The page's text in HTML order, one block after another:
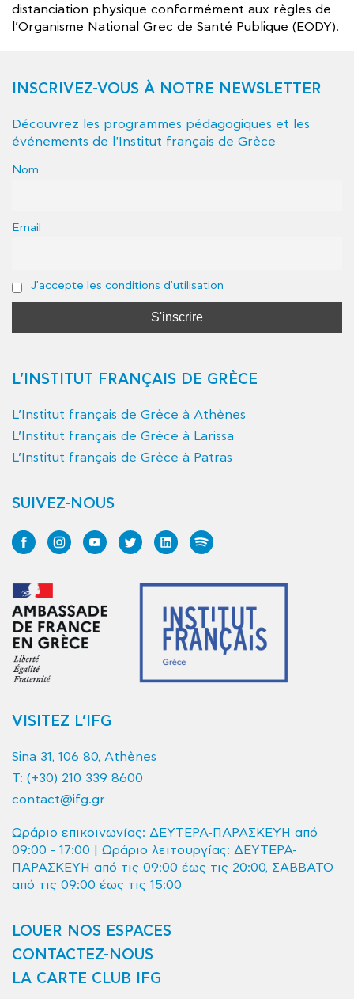
distanciation physique conformément aux règles de
l’Organisme National Grec de Santé Publique (EODY).
INSCRIVEZ-VOUS À NOTRE NEWSLETTER
Découvrez les programmes pédagogiques et les
événements de l'Institut français de Grèce
Nom
Email
J'accepte les conditions d'utilisation
L’INSTITUT FRANÇAIS DE GRÈCE
L’Institut français de Grèce à Athènes
L’Institut français de Grèce à Larissa
L’Institut français de Grèce à Patras
SUIVEZ-NOUS
VISITEZ L’IFG
Sina 31, 106 80, Athènes
T: (+30) 210 339 8600
contact@ifg.gr
Ωράριο επικοινωνίας: ΔΕΥΤΕΡΑ-ΠΑΡΑΣΚΕΥΗ από
09:00 - 17:00 | Ωράριο λειτουργίας: ΔΕΥΤΕΡΑ-
ΠΑΡΑΣΚΕΥΗ από τις 09:00 έως τις 20:00, ΣΑΒΒΑΤΟ
από τις 09:00 έως τις 15:00
LOUER NOS ESPACES
CONTACTEZ-NOUS
LA CARTE CLUB IFG